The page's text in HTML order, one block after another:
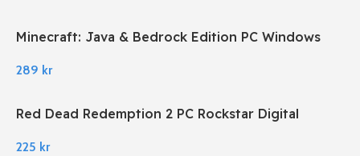
Minecraft: Java & Bedrock Edition PC Windows
289 kr
Red Dead Redemption 2 PC Rockstar Digital
225 kr